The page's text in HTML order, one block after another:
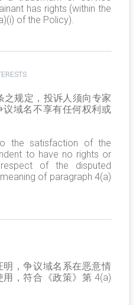
has rights (within the
of the Policy).
之规定，投诉人须向专家
域名不享有任何权利或
the satisfaction of the
to have no rights or
of the disputed
of paragraph 4(a)
，争议域名系在恶意情
，符合《政策》第 4(a)